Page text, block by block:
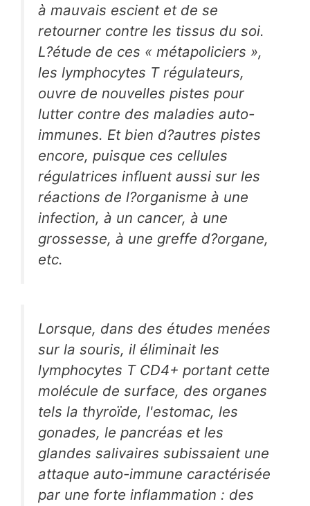
à mauvais escient et de se
retourner contre les tissus du soi.
L?étude de ces « métapoliciers »,
les lymphocytes T régulateurs,
ouvre de nouvelles pistes pour
lutter contre des maladies auto-
immunes. Et bien d?autres pistes
encore, puisque ces cellules
régulatrices influent aussi sur les
réactions de l?organisme à une
infection, à un cancer, à une
grossesse, à une greffe d?organe,
etc.
Lorsque, dans des études menées
sur la souris, il éliminait les
lymphocytes T CD4+ portant cette
molécule de surface, des organes
tels la thyroïde, l'estomac, les
gonades, le pancréas et les
glandes salivaires subissaient une
attaque auto-immune caractérisée
par une forte inflammation : des